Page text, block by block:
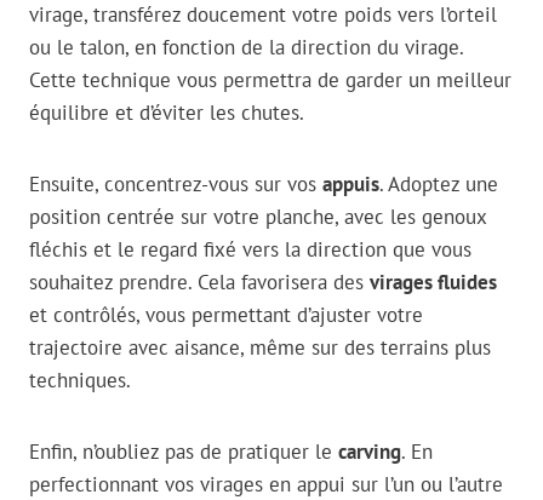
virage, transférez doucement votre poids vers l’orteil
ou le talon, en fonction de la direction du virage.
Cette technique vous permettra de garder un meilleur
équilibre et d’éviter les chutes.
Ensuite, concentrez-vous sur vos appuis. Adoptez une
position centrée sur votre planche, avec les genoux
fléchis et le regard fixé vers la direction que vous
souhaitez prendre. Cela favorisera des virages fluides
et contrôlés, vous permettant d’ajuster votre
trajectoire avec aisance, même sur des terrains plus
techniques.
Enfin, n’oubliez pas de pratiquer le carving. En
perfectionnant vos virages en appui sur l’un ou l’autre